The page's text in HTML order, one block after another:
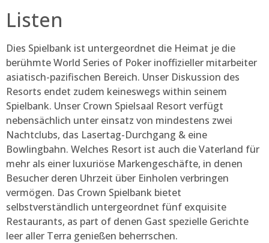
Listen
Dies Spielbank ist untergeordnet die Heimat je die
berühmte World Series of Poker inoffizieller mitarbeiter
asiatisch-pazifischen Bereich. Unser Diskussion des
Resorts endet zudem keineswegs within seinem
Spielbank. Unser Crown Spielsaal Resort verfügt
nebensächlich unter einsatz von mindestens zwei
Nachtclubs, das Lasertag-Durchgang & eine
Bowlingbahn. Welches Resort ist auch die Vaterland für
mehr als einer luxuriöse Markengeschäfte, in denen
Besucher deren Uhrzeit über Einholen verbringen
vermögen. Das Crown Spielbank bietet
selbstverständlich untergeordnet fünf exquisite
Restaurants, as part of denen Gast spezielle Gerichte
leer aller Terra genießen beherrschen.